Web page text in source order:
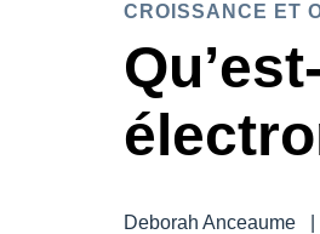
CROISSANCE ET
Deborah Anceaume